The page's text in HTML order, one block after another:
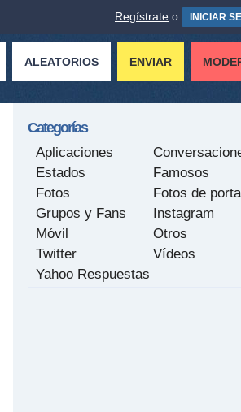
Regístrate o INICIAR
ALEATORIOS ENVIAR
Categorías
Aplicaciones
Estados
Famosos
Fotos
Fotos de
Grupos y Fans
Instagram
Móvil
Otros
Twitter
Vídeos
Yahoo Respuestas